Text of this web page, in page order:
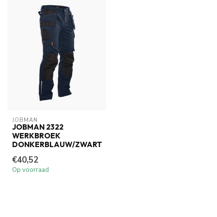
JOBMAN
JOBMAN 2322
WERKBROEK
DONKERBLAUW/ZWART
€40,52
Op voorraad